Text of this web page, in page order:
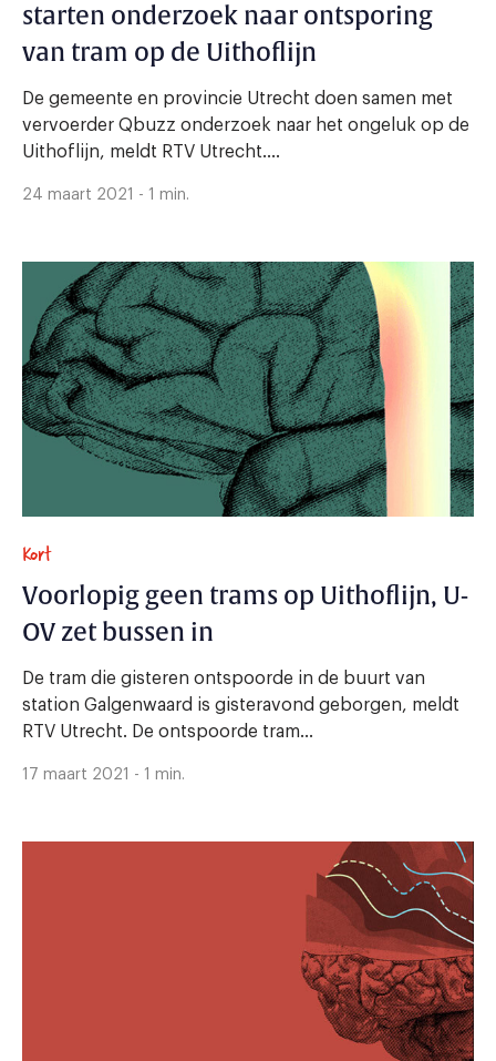
starten onderzoek naar ontsporing
van tram op de Uithoflijn
De gemeente en provincie Utrecht doen samen met
vervoerder Qbuzz onderzoek naar het ongeluk op de
Uithoflijn, meldt RTV Utrecht....
24 maart 2021 - 1 min.
Kort
Voorlopig geen trams op Uithoflijn, U-
OV zet bussen in
De tram die gisteren ontspoorde in de buurt van
station Galgenwaard is gisteravond geborgen, meldt
RTV Utrecht. De ontspoorde tram...
17 maart 2021 - 1 min.